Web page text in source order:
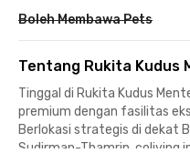
Boleh Membawa Pets
Tentang Rukita Kudus
Tinggal di Rukita Kudus
premium dengan fasilitas
Berlokasi strategis di dekat
Sudirman-Thamrin, coliving